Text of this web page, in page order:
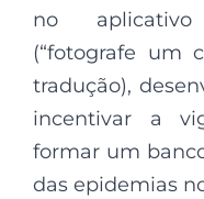
no aplicativo
(“fotografe um
tradução),
incentivar a
formar um
das epidemias